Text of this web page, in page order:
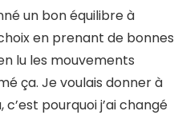
un bon équilibre à
en prenant de bonnes
lu les mouvements
ça. Je voulais donner à
pourquoi j’ai changé